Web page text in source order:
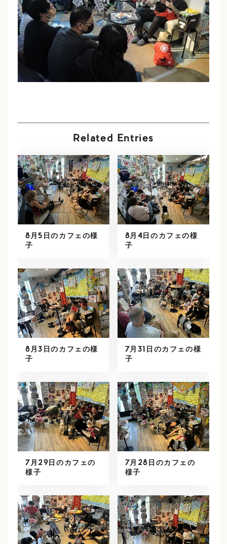
Related Entries
8月5日のカフェの様
子
8月4日のカフェの様
子
8月3日のカフェの様
子
7月31日のカフェの様
子
7月29日のカフェの
様子
7月28日のカフェの
様子